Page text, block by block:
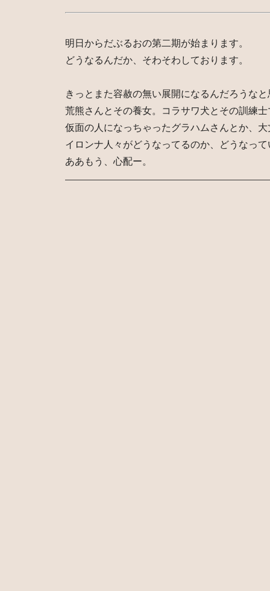
明日からだぶるおの第二期が始まります。
どうなるんだか、そわそわしております。
きっとまた容赦の無い展開になるんだろうな
荒熊さんとその養女。コラサワ犬とその訓練
仮面の人になっちゃったグラハムさんとか、
イロンナ人々がどうなってるのか、どうなっ
ああもう、心配ー。